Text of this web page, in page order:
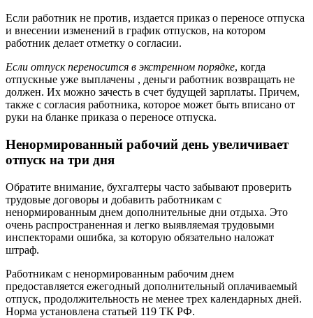
Если работник не против, издается приказ о переносе отпуска
и внесении изменений в график отпусков, на котором
работник делает отметку о согласии.
Если отпуск переносится в экстренном порядке, когда
отпускные уже выплачены , деньги работник возвращать не
должен. Их можно зачесть в счет будущей зарплаты. Причем,
также с согласия работника, которое может быть вписано от
руки на бланке приказа о переносе отпуска.
Ненормированный рабочий день увеличивает
отпуск на три дня
Обратите внимание, бухгалтеры часто забывают проверить
трудовые договоры и добавить работникам с
ненормированным днем дополнительные дни отдыха. Это
очень распространенная и легко выявляемая трудовыми
инспекторами ошибка, за которую обязательно наложат
штраф.
Работникам с ненормированным рабочим днем
предоставляется ежегодный дополнительный оплачиваемый
отпуск, продолжительность не менее трех календарных дней.
Норма установлена статьей 119 ТК РФ.